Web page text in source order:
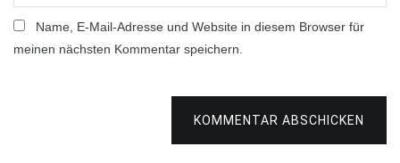
Name, E-Mail-Adresse und Website in diesem Browser für
meinen nächsten Kommentar speichern.
KOMMENTAR ABSCHICKEN